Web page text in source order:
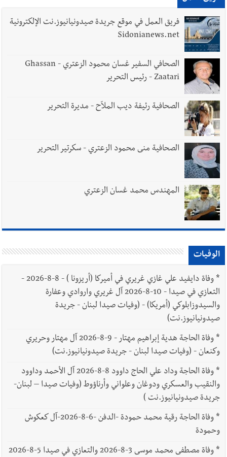
فريق العمل في موقع جريدة صيدونيانيوز.نت الإلكترونية
Sidonianews.net
الصحافي السفير غسان محمود الزعتري - Ghassan
Zaatari - رئيس التحرير
الصحافية رئيفة ديب الملاّح - مديرة التحرير
الصحافية منى محمود الزعتري - سكرتير التحرير
المهندس محمد غسان الزعتري
الوفيات
*
وفاة دايفيد علي غازي غريري في أميركا (أريزونا ) - 8-8-2026 -
التعازي في صيدا - 10-8-2026 آل غريري واروادي وعفارة
والسيدوزابلوكي (أمريكا) - (وفيات صيدا لبنان - جريدة
صيدونيانيوز.نت)
*
وفاة الحاجة هدية إبراهيم مهتار - 9-8-2026 آل مهتار وحريري
وكنعان - (وفيات صيدا لبنان - جريدة صيدونيانيوز.نت)
*
وفاة الحاجة وداد علي الحاج داوود 8-8-2026 آل الأحمد وداوود
والنقيب والعسكري ودوغان وعلواني وأرناؤوط (وفيات صيدا – لبنان-
جريدة صيدونيانيوز.نت )
*
وفاة الحاجة رقية محمد حمودة -الدفن -6-8-2026-آل كعكوش
وحمودة
*
وفاة مصطفى محمد موسى 3-8-2026 والتعازي في صيدا 5-8-2026